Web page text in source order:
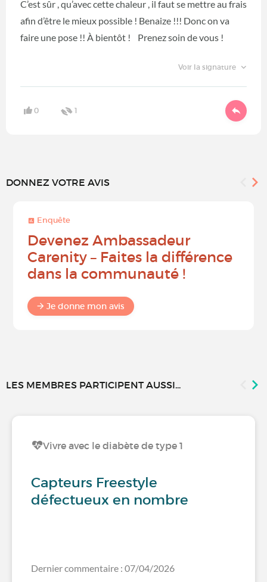
C’est sûr , qu’avec cette chaleur , il faut se mettre au frais
afin d’être le mieux possible ! Benaize !!! Donc on va
faire une pose !! À bientôt ! Prenez soin de vous !
Voir la signature
0 1
DONNEZ VOTRE AVIS
Enquête
Devenez Ambassadeur
Carenity – Faites la différence
dans la communauté !
Je donne mon avis
LES MEMBRES PARTICIPENT AUSSI...
Vivre avec le diabète de type 1
Capteurs Freestyle
défectueux en nombre
Dernier commentaire : 07/04/2026